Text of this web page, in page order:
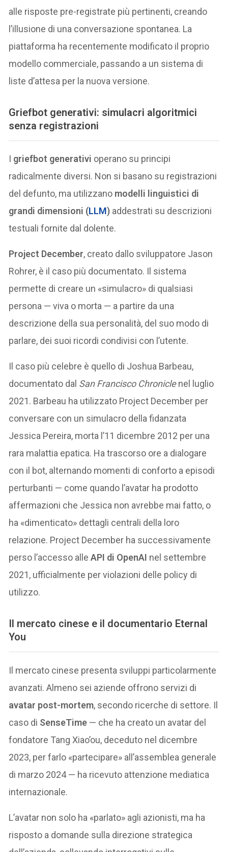
alle risposte pre-registrate più pertinenti, creando
l’illusione di una conversazione spontanea. La
piattaforma ha recentemente modificato il proprio
modello commerciale, passando a un sistema di
liste d’attesa per la nuova versione.
Griefbot generativi: simulacri algoritmici
senza registrazioni
I griefbot generativi operano su principi
radicalmente diversi. Non si basano su registrazioni
del defunto, ma utilizzano modelli linguistici di
grandi dimensioni (LLM) addestrati su descrizioni
testuali fornite dal dolente.
Project December, creato dallo sviluppatore Jason
Rohrer, è il caso più documentato. Il sistema
permette di creare un «simulacro» di qualsiasi
persona — viva o morta — a partire da una
descrizione della sua personalità, del suo modo di
parlare, dei suoi ricordi condivisi con l’utente.
Il caso più celebre è quello di Joshua Barbeau,
documentato dal San Francisco Chroniclenel luglio
2021. Barbeau ha utilizzato Project December per
conversare con un simulacro della fidanzata
Jessica Pereira, morta l’11 dicembre 2012 per una
rara malattia epatica. Ha trascorso ore a dialogare
con il bot, alternando momenti di conforto a episodi
perturbanti — come quando l’avatar ha prodotto
affermazioni che Jessica non avrebbe mai fatto, o
ha «dimenticato» dettagli centrali della loro
relazione. Project December ha successivamente
perso l’accesso alleAPI di OpenAI nel settembre
2021, ufficialmente per violazioni delle policy di
utilizzo.
Il mercato cinese e il documentario Eternal
You
Il mercato cinese presenta sviluppi particolarmente
avanzati. Almeno sei aziende offrono servizi di
avatar post-mortem, secondo ricerche di settore. Il
caso di SenseTime — che ha creato un avatar del
fondatore Tang Xiao’ou, deceduto nel dicembre
2023, per farlo «partecipare» all’assemblea generale
di marzo 2024 — ha ricevuto attenzione mediatica
internazionale.
L’avatar non solo ha «parlato» agli azionisti, ma ha
risposto a domande sulla direzione strategica